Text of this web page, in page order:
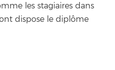
les stagiaires dans
dispose le diplôme